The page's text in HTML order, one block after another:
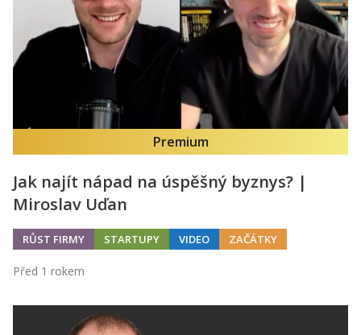
Premium
Jak najít nápad na úspěšný byznys? |
Miroslav Uďan
RŮST FIRMY STARTUPY VIDEO ZAČÁTKY
Před 1 rokem